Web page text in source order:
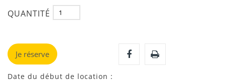
QUANTITÉ
Je réserve
Date du début de location :